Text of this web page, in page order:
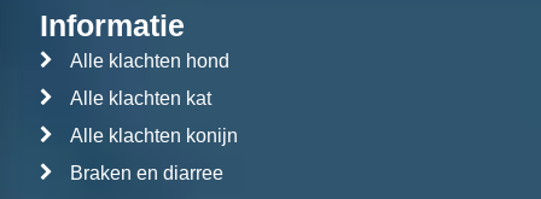
Informatie
Alle klachten hond
Alle klachten kat
Alle klachten konijn
Braken en diarree